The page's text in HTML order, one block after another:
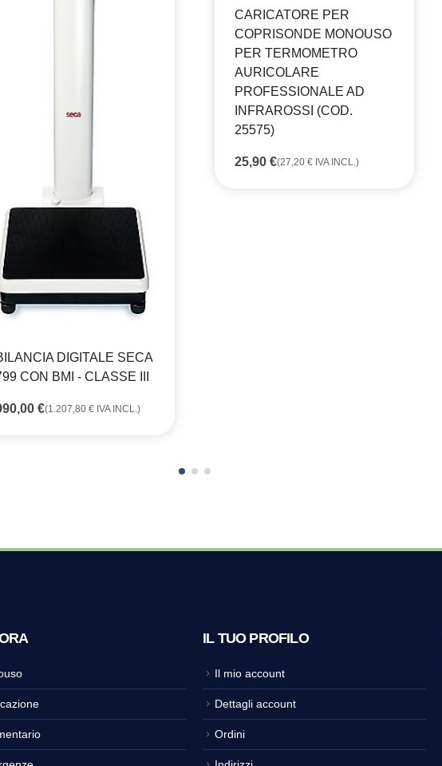
DIGITALE SECA
CON BMI - CLASSE III
€(1.207,80 € IVA INCL.)
CARICATORE PER
COPRISONDE MONOUSO
PER TERMOMETRO
AURICOLARE
PROFESSIONALE AD
INFRAROSSI (COD.
25575)
25,90 €(27,20 € IVA INCL.)
IL TUO PROFILO
Il mio account
Dettagli account
Ordini